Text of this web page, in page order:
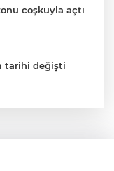
coşkuyla açtı
tarihi değişti